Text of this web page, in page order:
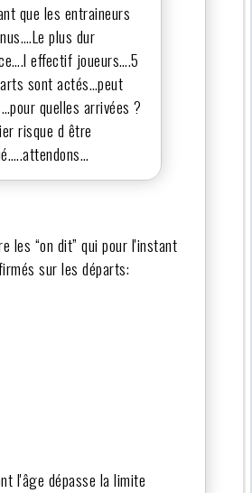
que les entraineurs
plus dur
effectif joueurs….5
sont actés…peut
quelles arrivées ?
risque d être
les “on dit” qui pour l'instant
sur les départs:
l'âge dépasse la limite